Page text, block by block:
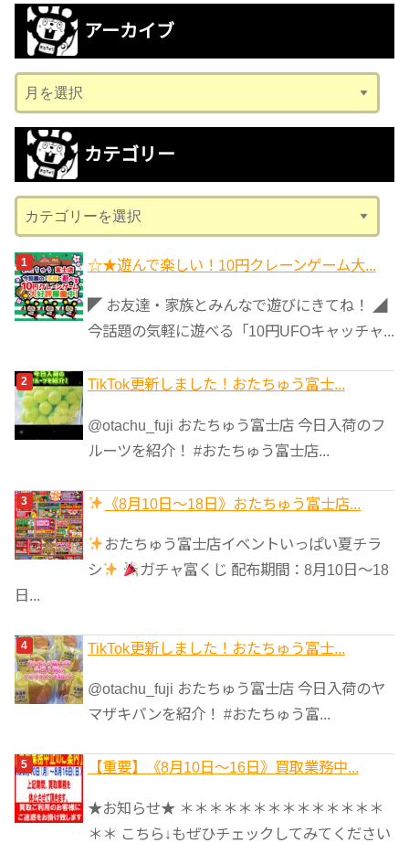
アーカイブ
ー
カ
ブ
カテゴリー
テ
ゴ
リ
ー
☆★遊んで楽しい！10円クレーンゲーム大...
◤ お友達・家族とみんなで遊びにきてね！ ◢
今話題の気軽に遊べる「10円UFOキャッチャ...
TikTok更新しました！おたちゅう富士...
@otachu_fuji おたちゅう富士店 今日入荷のフ
ルーツを紹介！ #おたちゅう富士店...
《8月10日～18日》おたちゅう富士店...
おたちゅう富士店イベントいっぱい夏チラ
シ
ガチャ富くじ 配布期間：8月10日～18
日...
TikTok更新しました！おたちゅう富士...
@otachu_fuji おたちゅう富士店 今日入荷のヤ
マザキパンを紹介！ #おたちゅう富...
【重要】《8月10日～16日》買取業務中...
★お知らせ★ ＊＊＊＊＊＊＊＊＊＊＊＊＊＊
＊＊ こちら↓もぜひチェックしてみてください